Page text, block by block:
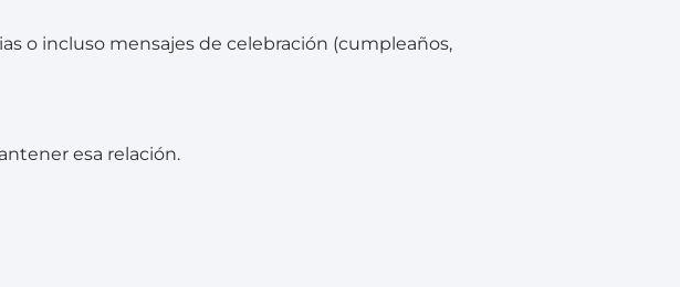
o incluso mensajes de celebración (cumpleaños,
esa relación.